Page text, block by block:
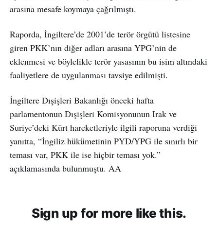
arasına mesafe koymaya çağrılmıştı.
Raporda, İngiltere’de 2001’de terör örgütü listesine
giren PKK’nın diğer adları arasına YPG’nin de
eklenmesi ve böylelikle terör yasasının bu isim altındaki
faaliyetlere de uygulanması tavsiye edilmişti.
İngiltere Dışişleri Bakanlığı önceki hafta
parlamentonun Dışişleri Komisyonunun Irak ve
Suriye’deki Kürt hareketleriyle ilgili raporuna verdiği
yanıtta, “İngiliz hükümetinin PYD/YPG ile sınırlı bir
teması var, PKK ile ise hiçbir teması yok.”
açıklamasında bulunmuştu. AA
Sign up for more like this.